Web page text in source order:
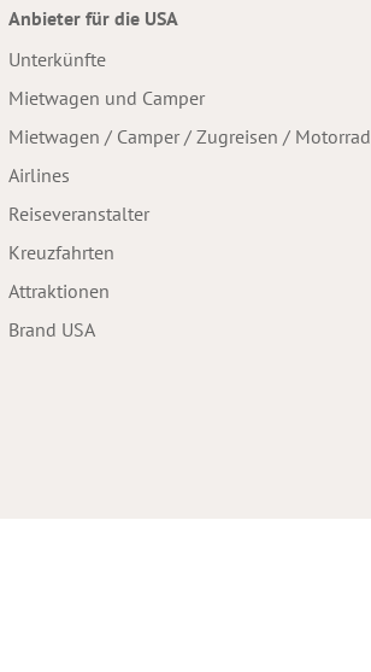
Anbieter für die USA
Unterkünfte
Mietwagen und Camper
Mietwagen / Camper / Zugreisen / Motorrad
Airlines
Reiseveranstalter
Kreuzfahrten
Attraktionen
Brand USA